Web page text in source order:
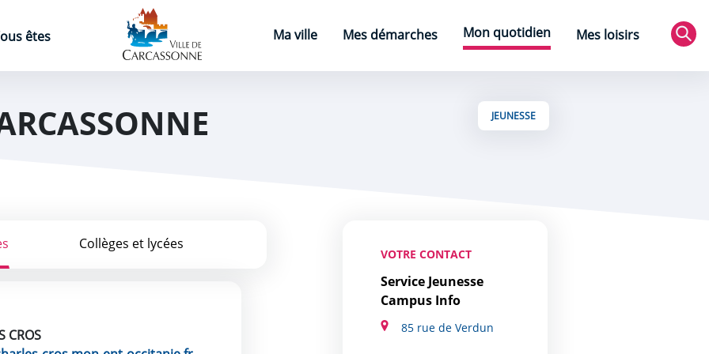
êtes
Page d'accueil
Ma ville
Mes démarches Mon quotidien
Mes loisirs
JEUNESSE
Collèges et lycées
CROS
VOTRE CONTACT
Service Jeunesse
Campus Info
85 rue de Verdun